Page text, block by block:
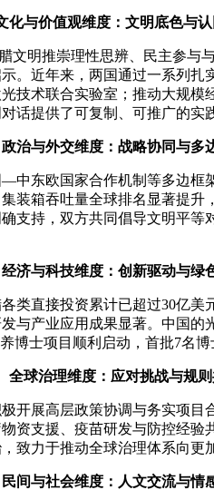
化与价值观维度：文明底色与
明推崇理性思辨、民主参与
。近年来，两国通过一系列
技术联合实验室；推动大规
话提供了可复制、可推广的实
政治与外交维度：战略协同与多
欧国家合作机制等多边框
装箱吞吐量全球排名显著提
支持，双方共同倡导文明平
经济与科技维度：创新驱动与绿
直接投资累计已超过30亿美
产业应用成果显著。中国
博士项目顺利启动，首批7
全球治理维度：应对挑战与规
高层政策协调与务实项目
资支援、疫苗研发与防控经
力于推动全球治理体系向更
民间与社会维度：人文交流与情